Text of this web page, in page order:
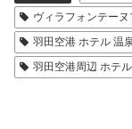
ヴィラフォンテー
羽田空港 ホテル 温
羽田空港周辺 ホテ